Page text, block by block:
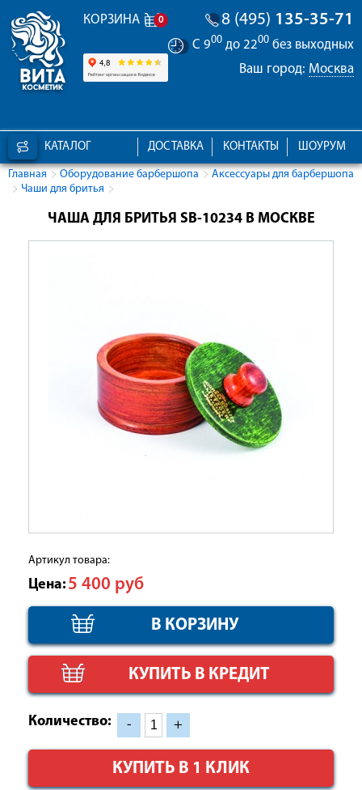
КОРЗИНА 0 8 (495) 135-35-71
С 900 до 2200 без выходных
Ваш город: Москва
КАТАЛОГ ШОУРУМ
КОНТАКТЫ
ДОСТАВКА
Главная Оборудование барбершопа
Аксессуары для барбершопа
Чаши для бритья
ЧАША ДЛЯ БРИТЬЯ SB-10234 В МОСКВЕ
Артикул товара:
Цена: 5 400 руб
КУПИТЬ В КРЕДИТ
Количество: - +
КУПИТЬ В 1 КЛИК